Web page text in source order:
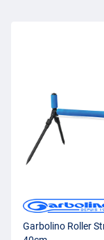
Garbolino Roller